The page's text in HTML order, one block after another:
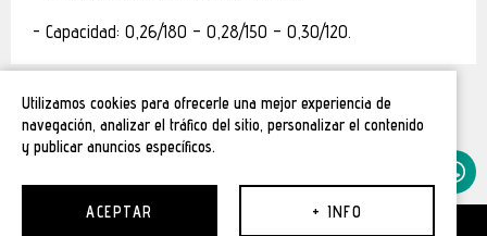
Utilizamos cookies para ofrecerle una mejor experiencia de
navegación, analizar el tráfico del sitio, personalizar el contenido
y publicar anuncios específicos.
ACEPTAR + INFO
AGOTADO
Capacidad: 0,26/180 – 0,28/150 – 0,30/120.